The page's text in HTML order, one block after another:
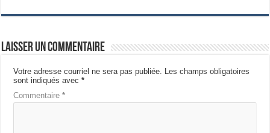
Laisser un commentaire
Votre adresse courriel ne sera pas publiée. Les champs obligatoires
sont indiqués avec*
Commentaire*